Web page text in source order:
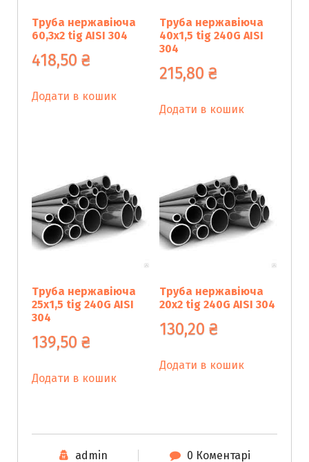
Труба нержавіюча
60,3х2 tig AISI 304
418,50 ₴
Додати в кошик
Труба нержавіюча
40х1,5 tig 240G AISI
304
215,80₴
Додати в кошик
Труба нержавіюча
25х1,5 tig 240G AISI
304
139,50 ₴
Додати в кошик
Труба нержавіюча
20х2 tig 240G AISI 304
130,20₴
Додати в кошик
admin 0 Коментарі